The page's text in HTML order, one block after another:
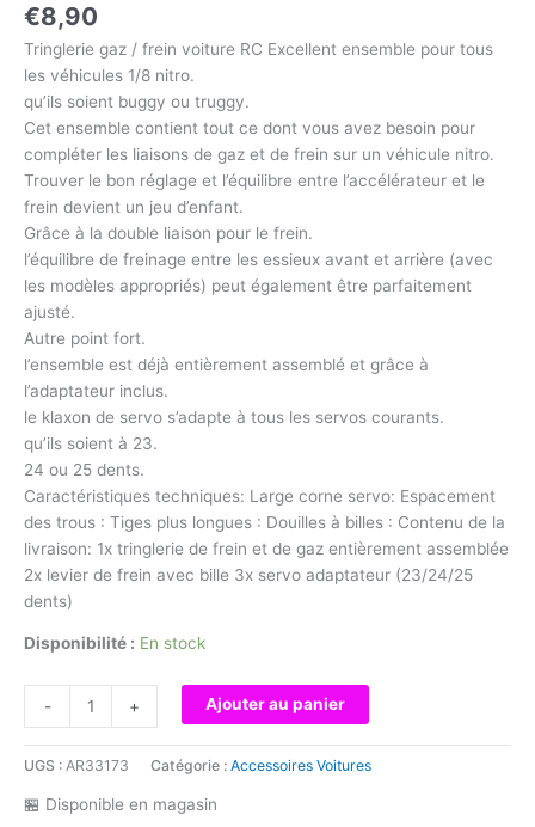
€8,90
Tringlerie gaz / frein voiture RC Excellent ensemble pour tous
les véhicules 1/8 nitro.
qu’ils soient buggy ou truggy.
Cet ensemble contient tout ce dont vous avez besoin pour
compléter les liaisons de gaz et de frein sur un véhicule nitro.
Trouver le bon réglage et l’équilibre entre l’accélérateur et le
frein devient un jeu d’enfant.
Grâce à la double liaison pour le frein.
l’équilibre de freinage entre les essieux avant et arrière (avec
les modèles appropriés) peut également être parfaitement
ajusté.
Autre point fort.
l’ensemble est déjà entièrement assemblé et grâce à
l’adaptateur inclus.
le klaxon de servo s’adapte à tous les servos courants.
qu’ils soient à 23.
24 ou 25 dents.
Caractéristiques techniques: Large corne servo: Espacement
des trous : Tiges plus longues : Douilles à billes : Contenu de la
livraison: 1x tringlerie de frein et de gaz entièrement assemblée
2x levier de frein avec bille 3x servo adaptateur (23/24/25
dents)
Disponibilité : En stock
-
de
R17007
-
Tringlerie
+ Ajouter au panier
UGS : AR33173 Catégorie : Accessoires Voitures
🏪 Disponible en magasin